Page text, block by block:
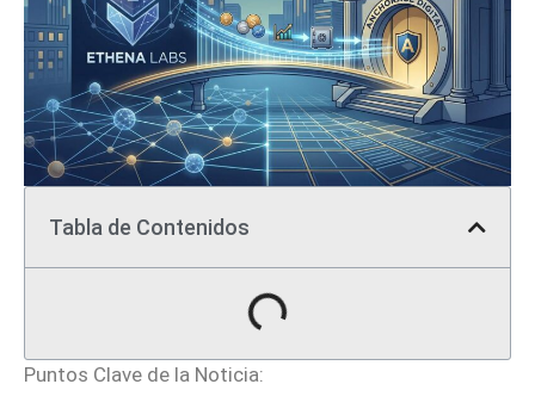
Tabla de Contenidos
Puntos Clave de la Noticia: